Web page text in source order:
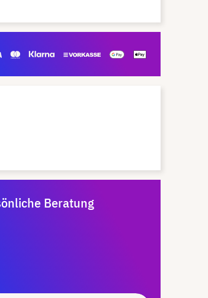
Beratung